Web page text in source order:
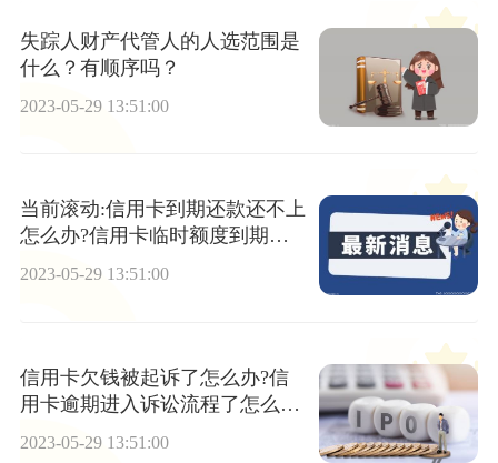
失踪人财产代管人的人选范围是
什么？有顺序吗？
2023-05-29 13:51:00
当前滚动:信用卡到期还款还不上
怎么办?信用卡临时额度到期了
还不上怎么办?
2023-05-29 13:51:00
信用卡欠钱被起诉了怎么办?信
用卡逾期进入诉讼流程了怎么
2023-05-29 13:51:00